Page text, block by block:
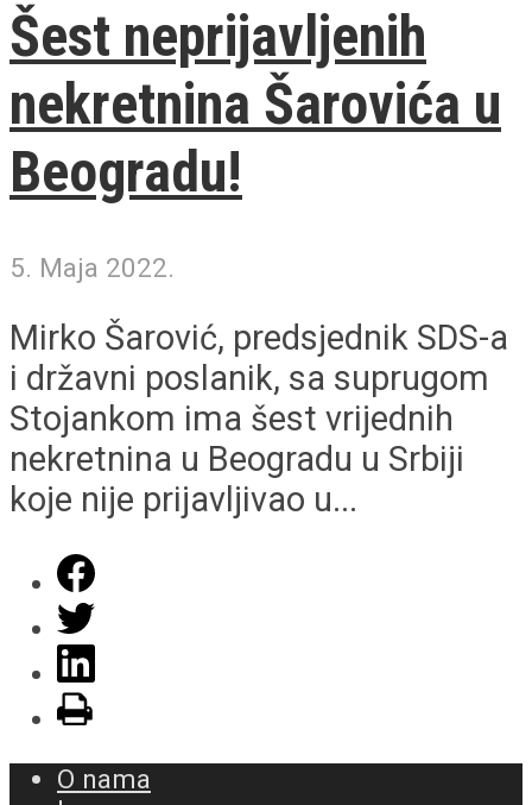
Šest neprijavljenih
nekretnina Šarovića u
Beogradu!
5. Maja 2022.
Mirko Šarović, predsjednik SDS-a
i državni poslanik, sa suprugom
Stojankom ima šest vrijednih
nekretnina u Beogradu u Srbiji
koje nije prijavljivao u...
O nama